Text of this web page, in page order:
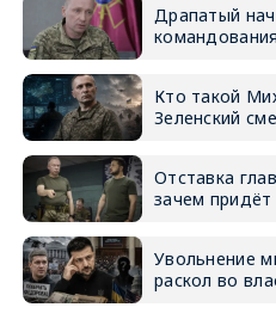
Драпатый
командования
Кто такой
Зеленский
Отставка
зачем
Увольнение
раскол во